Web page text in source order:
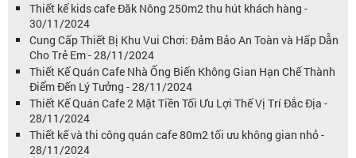
Thiết kế kids cafe Đăk Nông 250m2 thu hút khách hàng -
30/11/2024
Cung Cấp Thiết Bị Khu Vui Chơi: Đảm Bảo An Toàn và Hấp Dẫn
Cho Trẻ Em - 28/11/2024
Thiết Kế Quán Cafe Nhà Ống Biến Không Gian Hạn Chế Thành
Điểm Đến Lý Tưởng - 28/11/2024
Thiết Kế Quán Cafe 2 Mặt Tiền Tối Ưu Lợi Thế Vị Trí Đắc Địa -
28/11/2024
Thiết kế và thi công quán cafe 80m2 tối ưu không gian nhỏ -
28/11/2024